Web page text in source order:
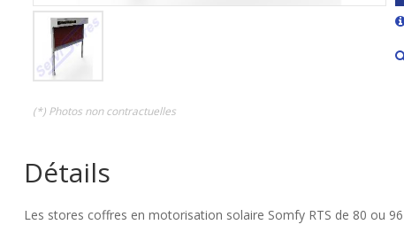
(*) Photos non contractuelles
Détails
Les stores coffres en motorisation solaire Somfy RTS de 80 ou